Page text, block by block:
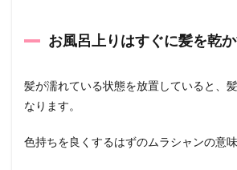
お風呂上りはすぐに髪を乾
髪が濡れている状態を放置していると、
なります。
色持ちを良くするはずのムラシャンの意味